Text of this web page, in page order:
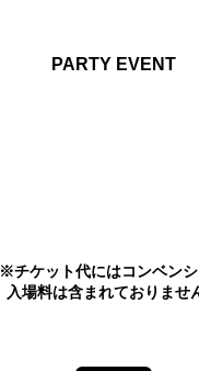
PARTY EVENT
※チケット代にはコンベン
入場料は含まれておりませ